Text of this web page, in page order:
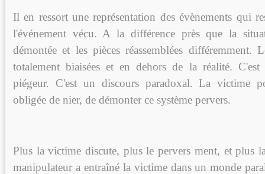
Il en ressort une représentation des évènements qui
l'événement vécu. A la différence près que la
démontée et les pièces réassemblées différemment.
totalement biaisées et en dehors de la réalité. C'est
piégeur. C'est un discours paradoxal. La victime
obligée de nier, de démonter ce système pervers.
Plus la victime discute, plus le pervers ment, et plus
manipulateur a entraîné la victime dans un monde